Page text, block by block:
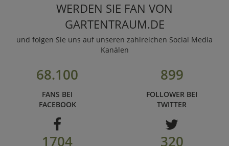
WERDEN SIE FAN VON
GARTENTRAUM.DE
und folgen Sie uns auf unseren zahlreichen Social Media
Kanälen
68.100
FANS BEI
FACEBOOK
899
FOLLOWER BEI
TWITTER
1704 320